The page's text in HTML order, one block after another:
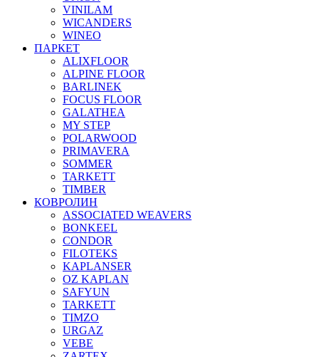
VINILAM
WICANDERS
WINEO
ПАРКЕТ
ALIXFLOOR
ALPINE FLOOR
BARLINEK
FOCUS FLOOR
GALATHEA
MY STEP
POLARWOOD
PRIMAVERA
SOMMER
TARKETT
TIMBER
КОВРОЛИН
ASSOCIATED WEAVERS
BONKEEL
CONDOR
FILOTEKS
KAPLANSER
OZ KAPLAN
SAFYUN
TARKETT
TIMZO
URGAZ
VEBE